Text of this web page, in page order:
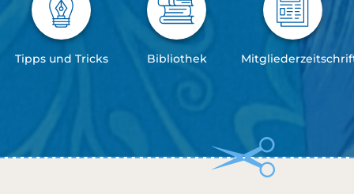
Tipps und Tricks Bibliothek